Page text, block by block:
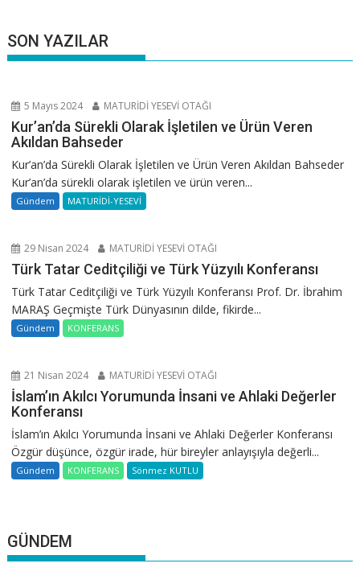
SON YAZILAR
5 Mayıs 2024 MATURİDİ YESEVİ OTAĞI
Kur’an’da Sürekli Olarak İşletilen ve Ürün Veren
Akıldan Bahseder
Kur’an’da Sürekli Olarak İşletilen ve Ürün Veren Akıldan Bahseder
Kur’an’da sürekli olarak işletilen ve ürün veren...
Gündem MATURİDİ-YESEVİ
29 Nisan 2024 MATURİDİ YESEVİ OTAĞI
Türk Tatar Ceditçiliği ve Türk Yüzyılı Konferansı
Türk Tatar Ceditçiliği ve Türk Yüzyılı Konferansı Prof. Dr. İbrahim
MARAŞ Geçmişte Türk Dünyasının dilde, fikirde...
Gündem KONFERANS
21 Nisan 2024 MATURİDİ YESEVİ OTAĞI
İslam’ın Akılcı Yorumunda İnsani ve Ahlaki Değerler
Konferansı
İslam’ın Akılcı Yorumunda İnsani ve Ahlaki Değerler Konferansı
Özgür düşünce, özgür irade, hür bireyler anlayışıyla değerli...
Gündem KONFERANS Sönmez KUTLU
GÜNDEM